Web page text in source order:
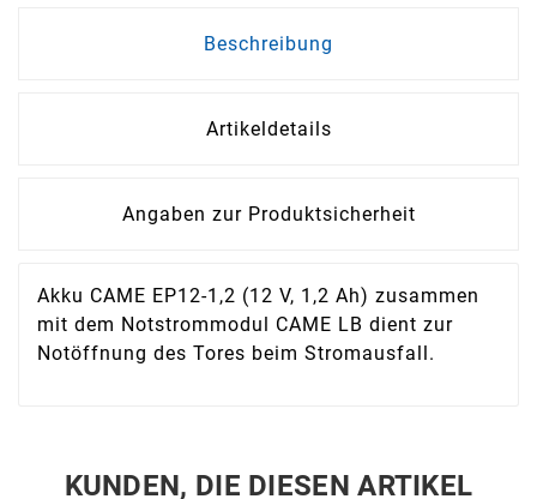
Beschreibung
Artikeldetails
Angaben zur Produktsicherheit
Akku CAME EP12-1,2 (12 V, 1,2 Ah) zusammen
mit dem Notstrommodul CAME LB dient zur
Notöffnung des Tores beim Stromausfall.
KUNDEN, DIE DIESEN ARTIKEL